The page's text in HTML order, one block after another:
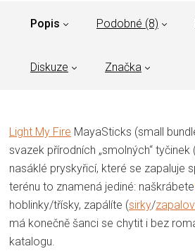
Popis Podobné (8)
Diskuze Značka
Light My Fire MayaSticks (small
svazek přírodních „smolných“
nasáklé pryskyřicí, které se zapaluje
terénu to znamená jediné: naškrábete
hoblinky/třísky, zapálíte (sirky/
má konečně šanci se chytit i bez
katalogu.